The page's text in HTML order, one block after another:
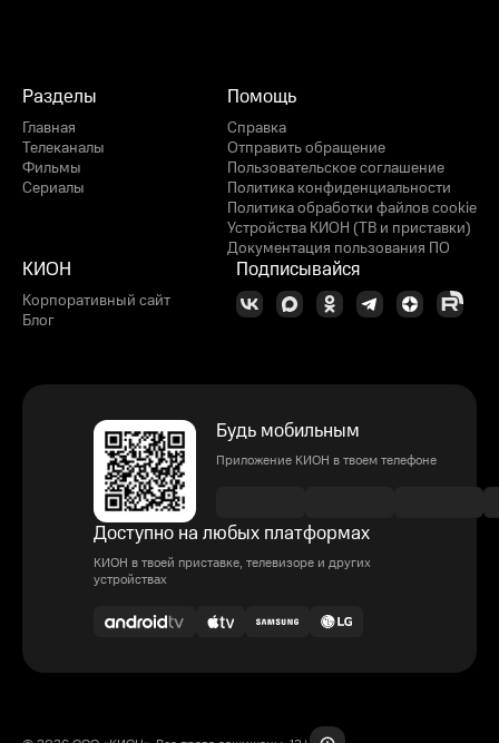
Разделы
Главная
Телеканалы
Фильмы
Сериалы
Помощь
Справка
Отправить обращение
Пользовательское соглашение
Политика конфиденциальности
Политика обработки файлов cookie
Устройства КИОН (ТВ и приставки)
Документация пользования ПО
КИОН
Корпоративный сайт
Блог
Подписывайся
Будь мобильным
Приложение КИОН в твоем телефоне
Доступно на любых платформах
КИОН в твоей приставке, телевизоре и других
устройствах